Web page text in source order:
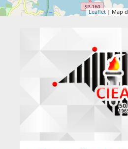
Leaflet | Map